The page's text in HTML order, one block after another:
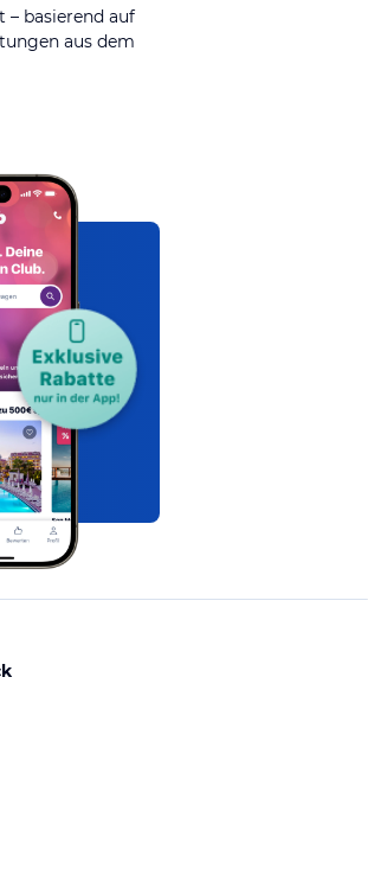
basierend auf
aus dem